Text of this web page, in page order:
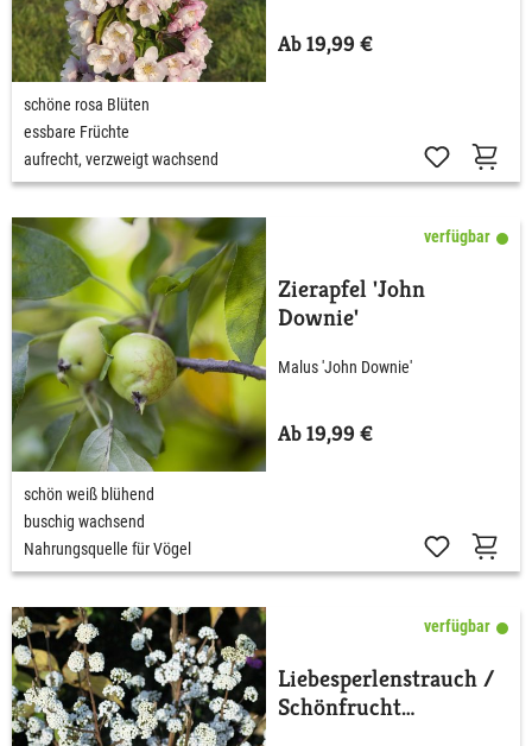
Ab 19,99 €
schöne rosa Blüten
essbare Früchte
aufrecht, verzweigt wachsend
verfügbar
Zierapfel 'John
Downie'
Malus 'John Downie'
Ab 19,99 €
schön weiß blühend
buschig wachsend
Nahrungsquelle für Vögel
verfügbar
Liebesperlenstrauch /
Schönfrucht